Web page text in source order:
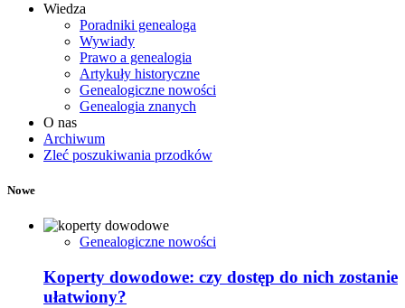
Wiedza
Poradniki genealoga
Wywiady
Prawo a genealogia
Artykuły historyczne
Genealogiczne nowości
Genealogia znanych
O nas
Archiwum
Zleć poszukiwania przodków
Nowe
Genealogiczne nowości
Koperty dowodowe: czy dostęp do nich zostanie
ułatwiony?